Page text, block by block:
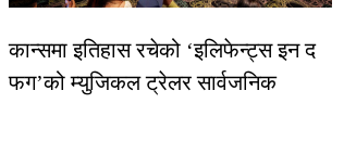
कान्समा इतिहास रचेको ‘इलिफेन्ट्स इन द
फग’को म्युजिकल ट्रेलर सार्वजनिक